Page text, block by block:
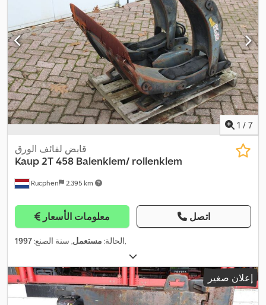
1 / 7
Rucphen 2.395 km
قابض لفائف الورق
Kaup2T 458 Balenklem/ rollenklem
معلومات الأسعار اتصل
الحالة: مستعمل, سنة الصنع:1997 ,
إعلان صغير